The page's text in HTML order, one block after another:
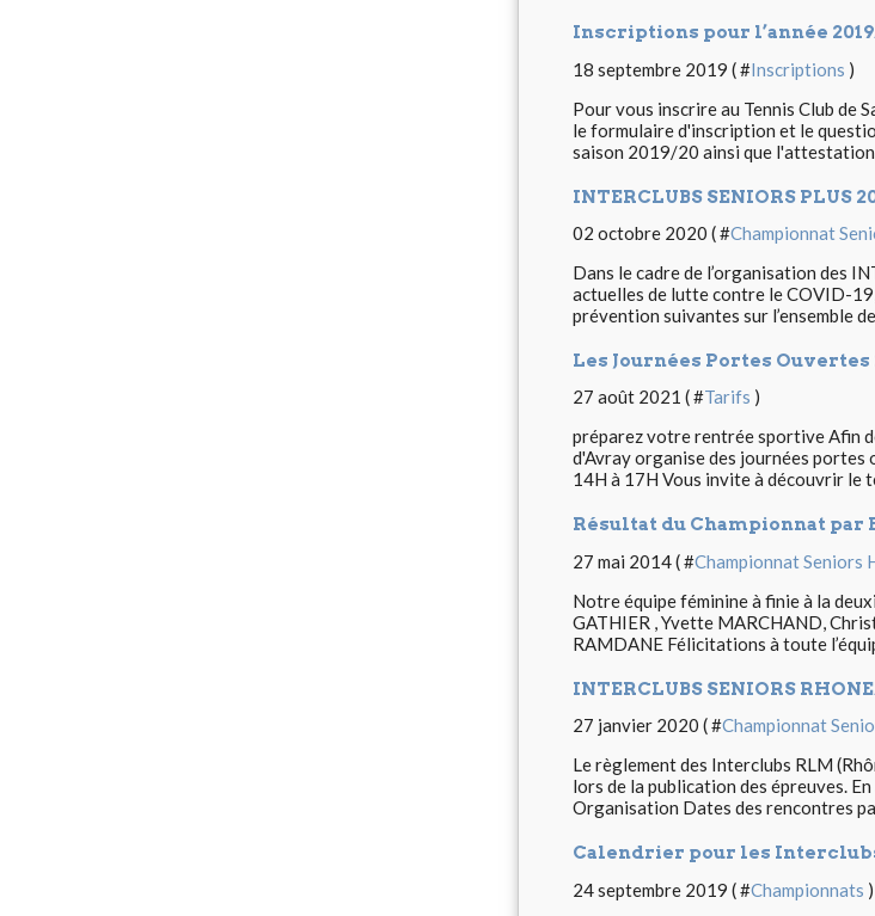
Inscriptions pour l’année
18 septembre 2019 ( #Inscriptions )
Pour vous inscrire au Tennis Club de
le formulaire d'inscription et le
saison 2019/20 ainsi que l'attestation
INTERCLUBS SENIORS PLUS
02 octobre 2020 ( #Championnat
Dans le cadre de l’organisation des
actuelles de lutte contre le COVID-
prévention suivantes sur l’ensemble
Les Journées Portes Ouvertes
27 août 2021 ( #Tarifs )
préparez votre rentrée sportive Afin
d'Avray organise des journées portes
14H à 17H Vous invite à découvrir le
Résultat du Championnat par
27 mai 2014 ( #Championnat Seniors
Notre équipe féminine à finie à la
GATHIER , Yvette MARCHAND,
RAMDANE Félicitations à toute
INTERCLUBS SENIORS
27 janvier 2020 ( #Championnat
Le règlement des Interclubs RLM
lors de la publication des épreuves.
Organisation Dates des rencontres
Calendrier pour les
24 septembre 2019 ( #Championnats )